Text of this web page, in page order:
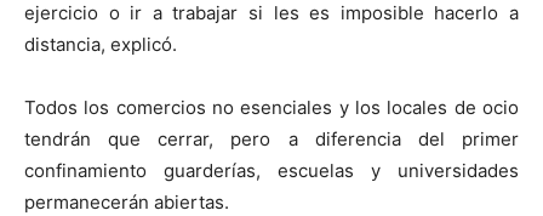
ejercicio o ir a trabajar si les es imposible hacerlo a
distancia, explicó.
Todos los comercios no esenciales y los locales de ocio
tendrán que cerrar, pero a diferencia del primer
confinamiento
guarderías, escuelas y universidades
permanecerán abiertas.